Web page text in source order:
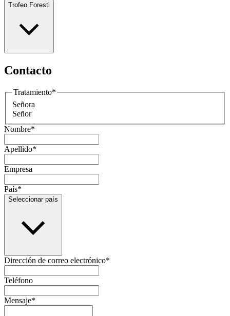
Trofeo Foresti
Contacto
Tratamiento*
Señora
Señor
Nombre*
Apellido*
Empresa
País*
Seleccionar país
Dirección de correo electrónico*
Teléfono
Mensaje*